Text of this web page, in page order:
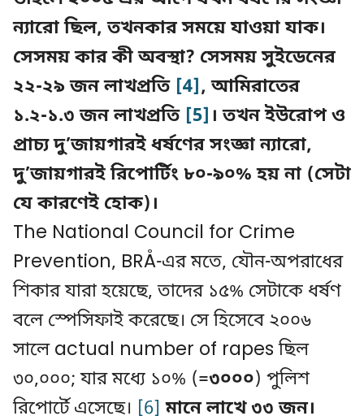
ন্যারো ছিল, তখনকার সময়ে যাওয়া যাক।
সেসময় কার কী অবস্থা? সেসময় সুইডেনের
২২-২৯ জন লাখপ্রতি [4] , আমিরাতের
১.২-১.৩ জন লাখপ্রতি [5] । তখন ইউরোপ ও
প্রাচ্য দু’জায়গারই ধর্ষণের সংজ্ঞা ন্যারো,
দু’জায়গারই রিপোর্টিং ৮০-৯০% হয় না (সেটা
যে কারণেই হোক)।
The National Council for Crime
Prevention, BRÅ-এর মতে, যৌন-অপরাধের
শিকার যারা হয়েছে, তাদের ১৫% সেটাকে ধর্ষণ
বলে স্পেসিফাই করেছে। সে হিসেবে ২০০৬
সালে actual number of rapes ছিল
৩০,০০০; যার মধ্যে ১০% (=৩০০০) পুলিশ
রিপোর্টে এসেছে। [6] মানে লাখে ৩৩ জন।